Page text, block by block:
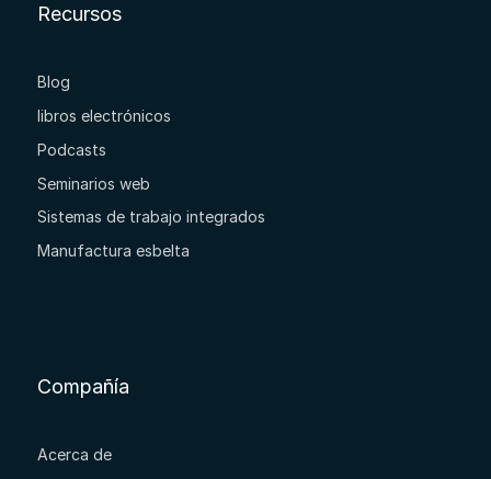
Recursos
Blog
libros electrónicos
Podcasts
Seminarios web
Sistemas de trabajo integrados
Manufactura esbelta
Compañía
Acerca de